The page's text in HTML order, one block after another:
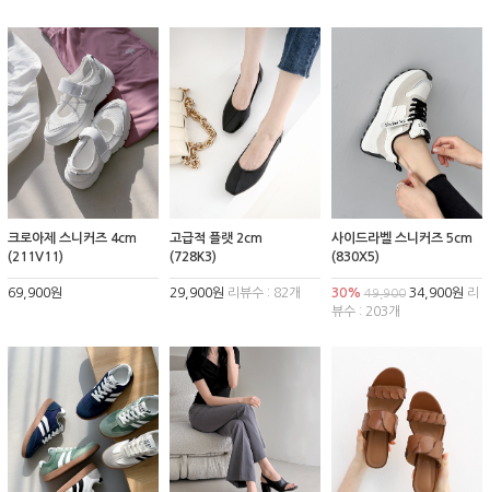
크로아제 스니커즈 4cm
(211V11)
69,900원
고급적 플랫 2cm
(728K3)
29,900원 리뷰수 : 82개
사이드라벨 스니커즈 5cm
(830X5)
30% 49,90034,900원 리
뷰수 : 203개